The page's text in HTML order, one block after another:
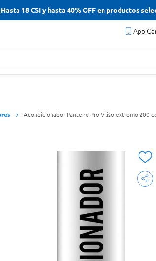
18 CSI y hasta 40% OFF en productos
App
Acondicionador Pantene Pro V liso extremo 200